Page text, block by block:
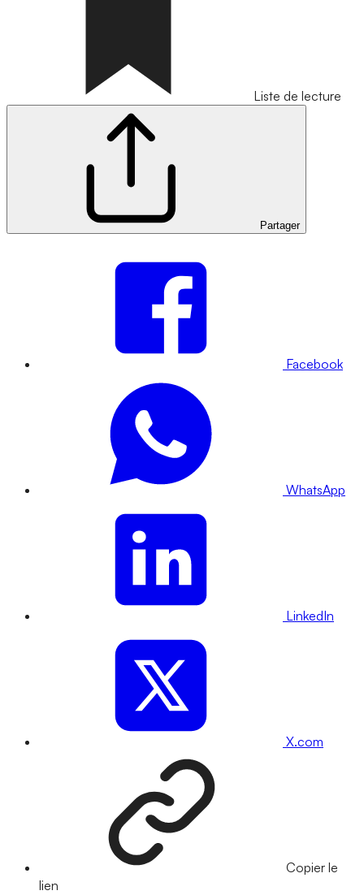
Liste de lecture
Partager
Facebook
WhatsApp
LinkedIn
X.com
Copier le
lien